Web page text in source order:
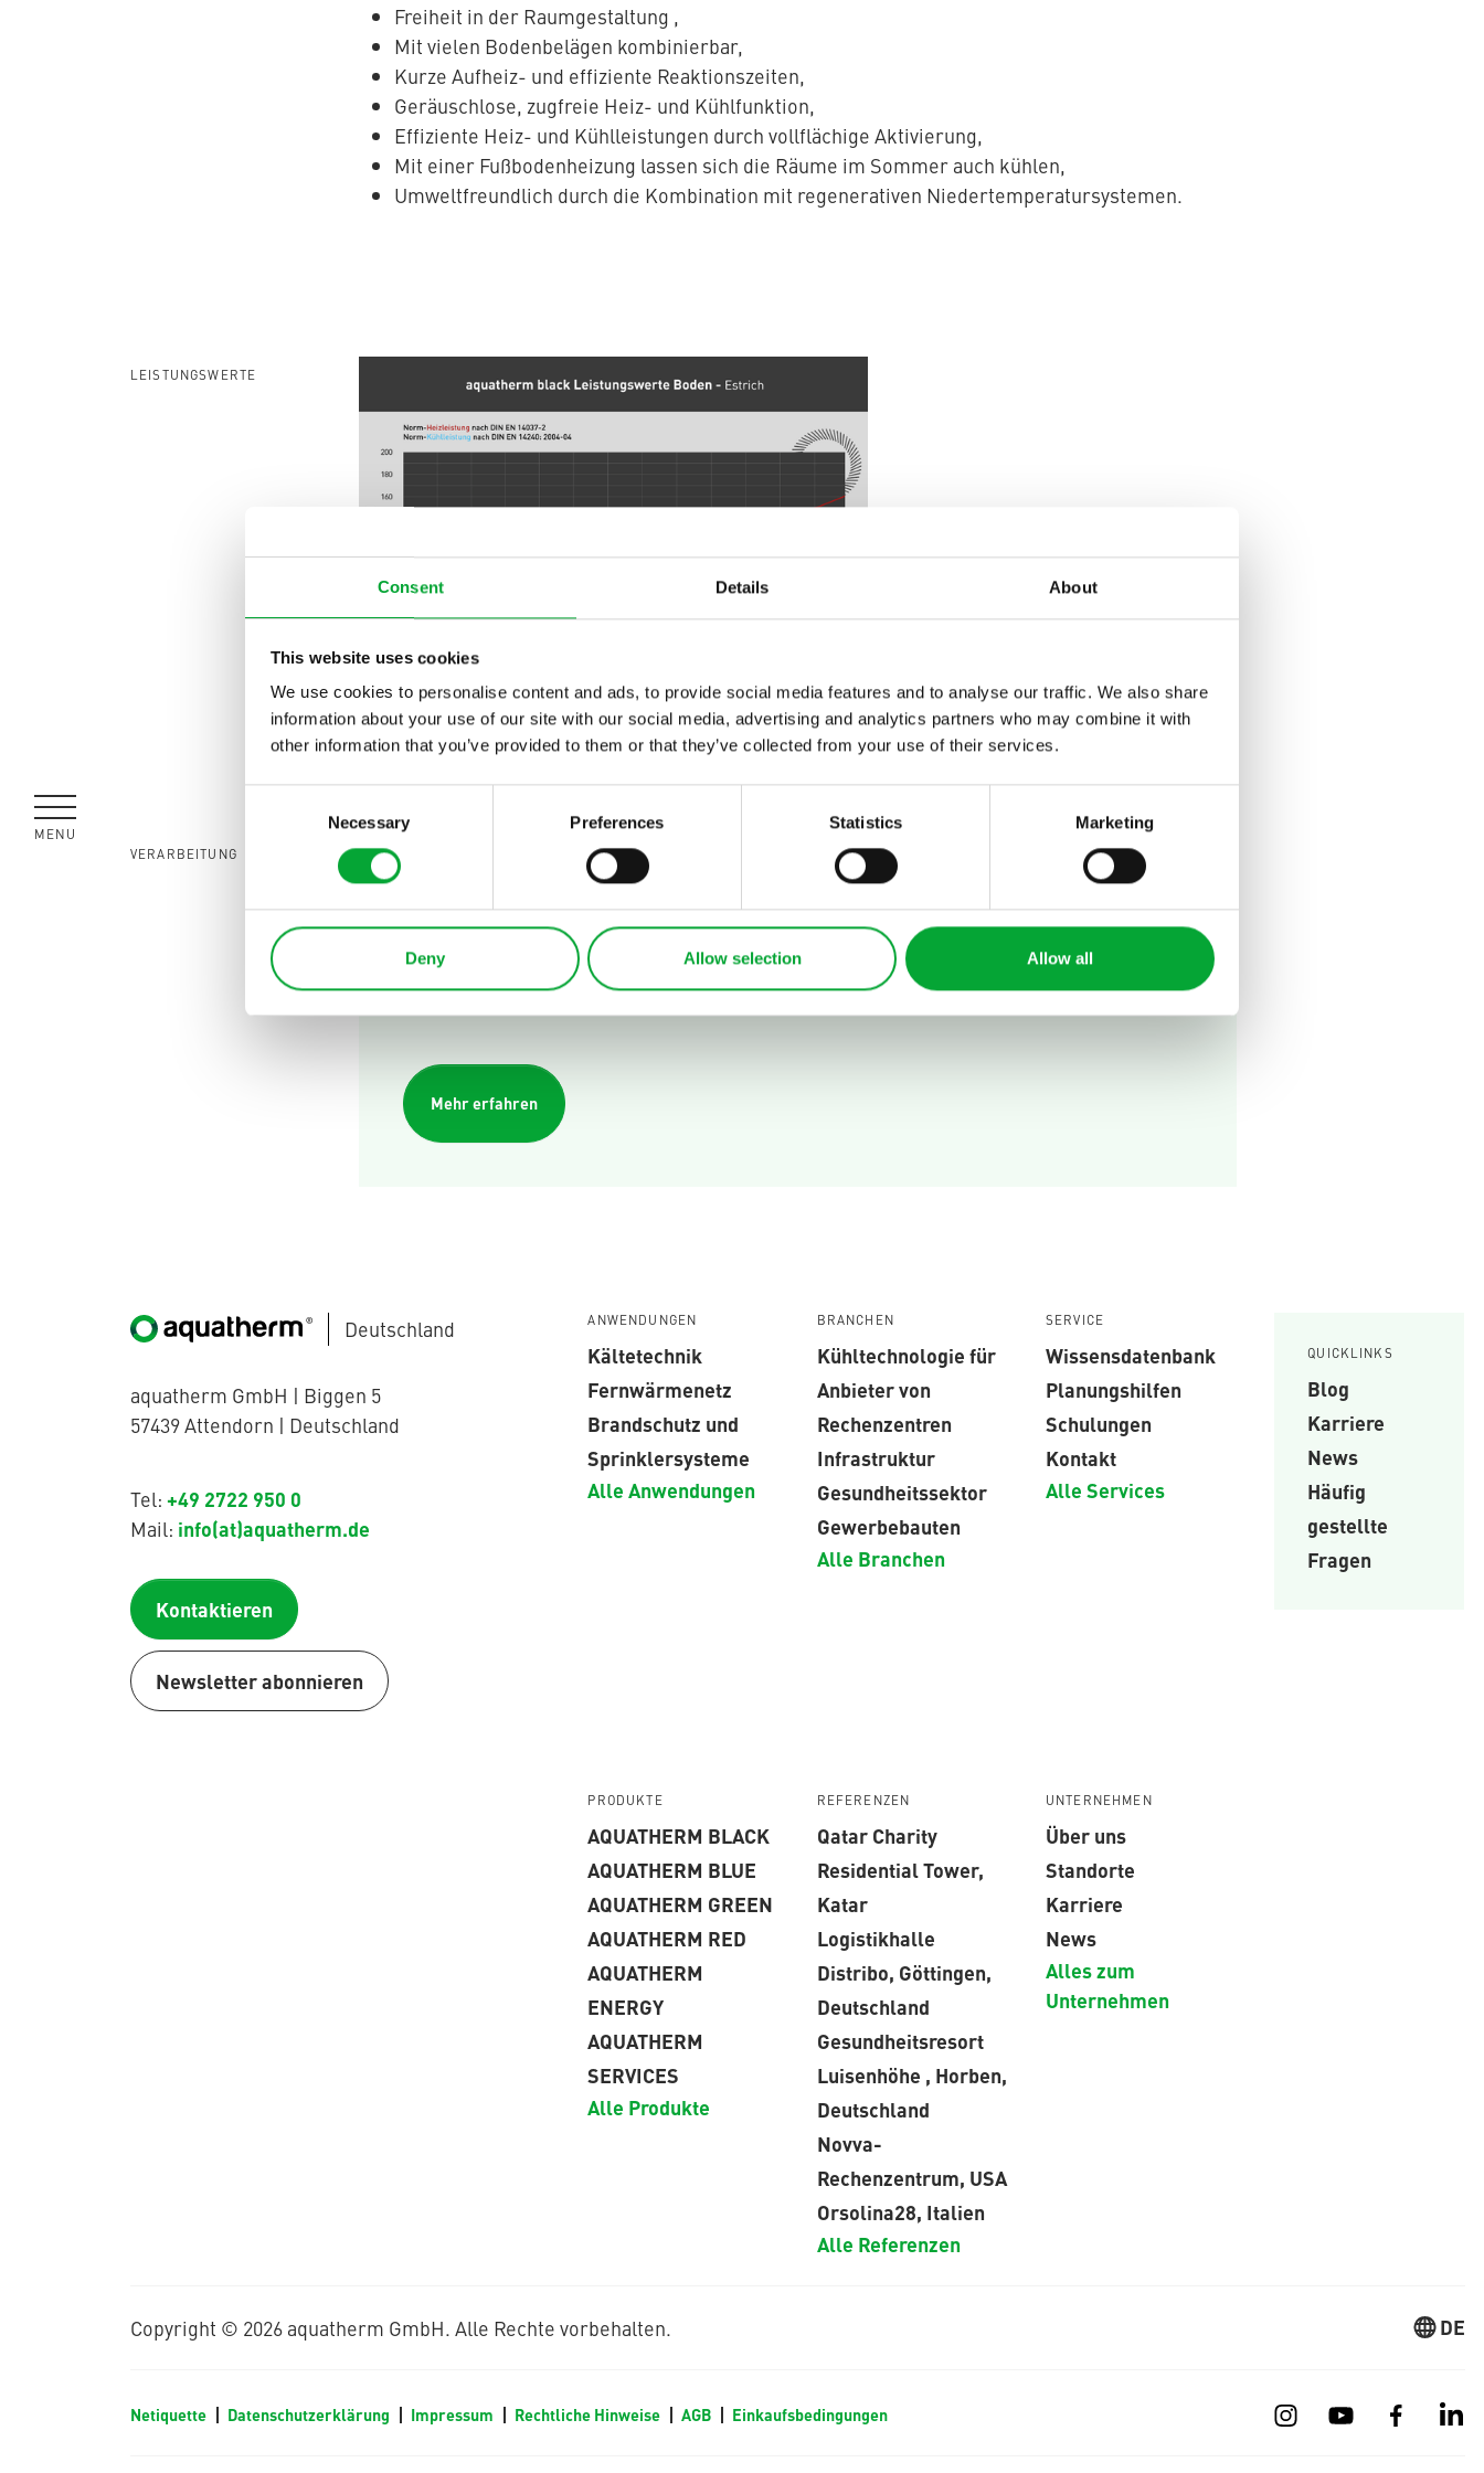
Consent Details About
This website uses cookies
We use cookies to personalise content and ads, to provide social media features and to analyse our traffic. We also share
information about your use of our site with our social media, advertising and analytics partners who may combine it with
other information that you’ve provided to them or that they’ve collected from your use of their services.
Necessary Preferences Statistics Marketing
Deny Allow selection Allow all
MENÜ
SCHLIESSEN
Freiheit in der Raumgestaltung ,
Mit vielen Bodenbelägen kombinierbar,
Kurze Aufheiz- und effiziente Reaktionszeiten,
Geräuschlose, zugfreie Heiz- und Kühlfunktion,
Effiziente Heiz- und Kühlleistungen durch vollflächige Aktivierung,
​Mit einer Fußbodenheizung lassen sich die Räume im Sommer auch kühlen,
Umweltfreundlich durch die Kombination mit regenerativen Niedertemperatursystemen.
LEISTUNGSWERTE
LEISTUNGSWERTE
VERARBEITUNG
Wie kann AQUATHERM BLACK verarbeitet werden?
Für diesen Anwendungsbereich erfolgt die Verbindung der aquatherm black Heiz- und
Kühlregister mithilfe des Heizelement-Muffen-Schweißverfahrens.
Mehr erfahren
Deutschland
aquatherm GmbH | Biggen 5
57439 Attendorn | Deutschland
Tel: +49 2722 950 0
Mail: info(at)aquatherm.de
Kontaktieren
Newsletter abonnieren
ANWENDUNGEN
Kältetechnik
Fernwärmenetz
Brandschutz und
Sprinklersysteme
Alle Anwendungen
BRANCHEN
Kühltechnologie für
Anbieter von
Rechenzentren
Infrastruktur
Gesundheitssektor
Gewerbebauten
Alle Branchen
SERVICE
Wissensdatenbank
Planungshilfen
Schulungen
Kontakt
Alle Services
QUICKLINKS
Blog
Karriere
News
Häufig
gestellte
Fragen
PRODUKTE
AQUATHERM BLACK
AQUATHERM BLUE
AQUATHERM GREEN
AQUATHERM RED
AQUATHERM
ENERGY
AQUATHERM
SERVICES
Alle Produkte
REFERENZEN
Qatar Charity
Residential Tower,
Katar
Logistikhalle
Distribo, Göttingen,
Deutschland
Gesundheitsresort
Luisenhöhe , Horben,
Deutschland
Novva-
Rechenzentrum, USA
Orsolina28, Italien
Alle Referenzen
UNTERNEHMEN
Über uns
Standorte
Karriere
News
Alles zum
Unternehmen
Copyright © 2026 aquatherm GmbH. Alle Rechte vorbehalten. DE
Netiquette Datenschutzerklärung Impressum Rechtliche Hinweise AGB Einkaufsbedingungen